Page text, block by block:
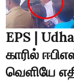
EPS |
காரில்
வெளியே